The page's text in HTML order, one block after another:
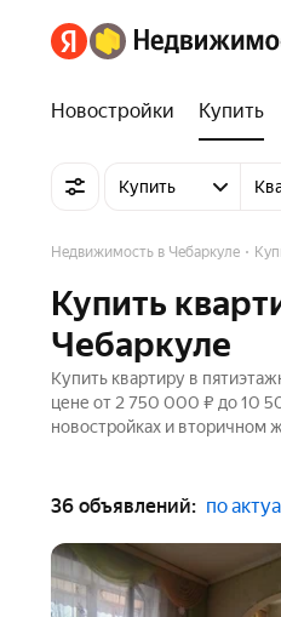
Новостройки Купить
Купить
Недвижимость в Чебаркуле
Купить
Чебаркуле
Купить квартиру в
цене от 2 750 000 ₽ до 10
новостройках и вторичном
36 объявлений: по